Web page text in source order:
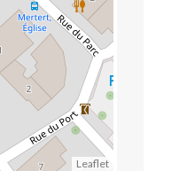
Leaflet